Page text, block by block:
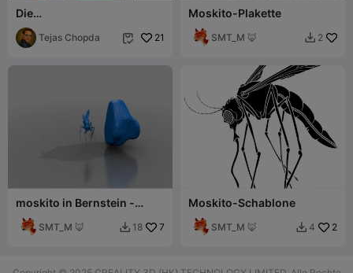
Die
Moskitoabwehrmaschine
als 3D-Modell.
Tejas Chopda  21
Moskito-Plakette
SMT_M 🦊  2
moskito in Bernstein -
Jurassic Park - Gubbins
SMT_M 🦊  18 7
Moskito-Schablone
SMT_M 🦊  4 2